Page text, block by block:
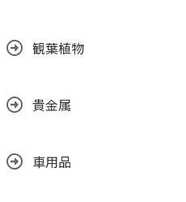
観葉植物
貴金属
車用品